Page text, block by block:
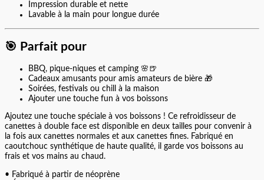
Impression durable et nette
Lavable à la main pour longue durée
🎯 Parfait pour
BBQ, pique-niques et camping 🌸🍺
Cadeaux amusants pour amis amateurs de bière 🎁
Soirées, festivals ou chill à la maison
Ajouter une touche fun à vos boissons
Ajoutez une touche spéciale à vos boissons ! Ce refroidisseur de
canettes à double face est disponible en deux tailles pour convenir à
la fois aux canettes normales et aux canettes fines. Fabriqué en
caoutchouc synthétique de haute qualité, il garde vos boissons au
frais et vos mains au chaud.
• Fabriqué à partir de néoprène